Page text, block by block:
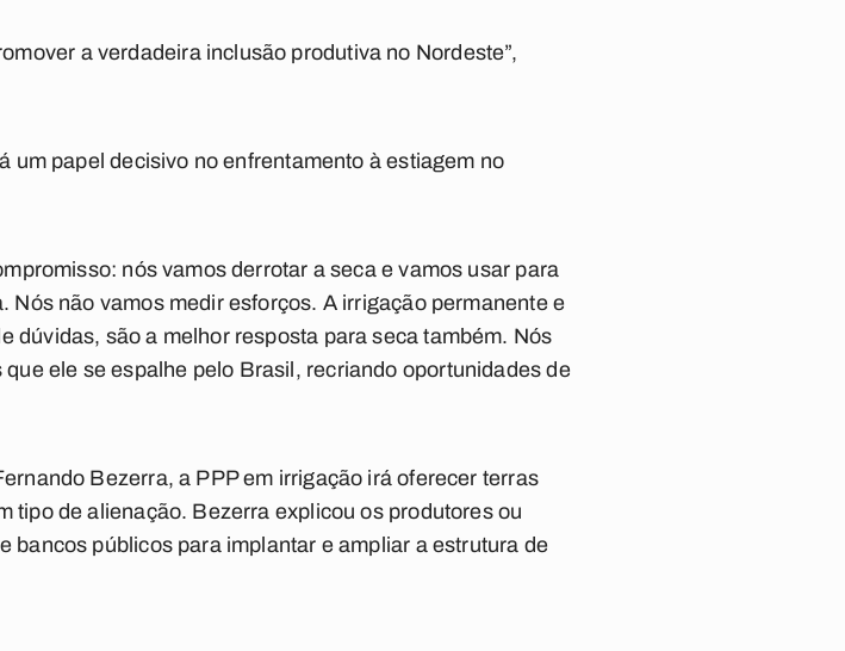
a verdadeira inclusão produtiva no Nordeste”,
um papel decisivo no enfrentamento à estiagem no
nós vamos derrotar a seca e vamos usar para
não vamos medir esforços. A irrigação permanente e
dúvidas, são a melhor resposta para seca também. Nós
ele se espalhe pelo Brasil, recriando oportunidades de
Bezerra, a PPP em irrigação irá oferecer terras
tipo de alienação. Bezerra explicou os produtores ou
bancos públicos para implantar e ampliar a estrutura de